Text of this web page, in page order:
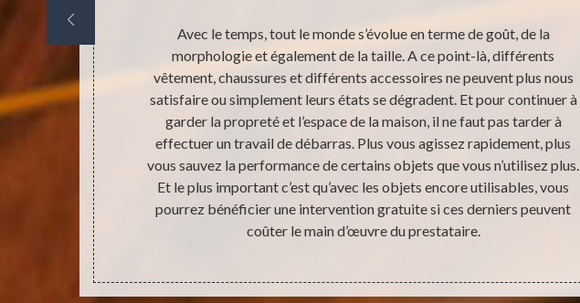
avant de
toujours
qu’après
Avec le temps, tout le monde s’évolue en terme de goût, de la
morphologie et également de la taille. A ce point-là, différents
vêtement, chaussures et différents accessoires ne peuvent plus nous
satisfaire ou simplement leurs états se dégradent. Et pour continuer à
garder la propreté et l’espace de la maison, il ne faut pas tarder à
effectuer un travail de débarras. Plus vous agissez rapidement, plus
vous sauvez la performance de certains objets que vous n’utilisez plus.
Et le plus important c’est qu’avec les objets encore utilisables, vous
pourrez bénéficier une intervention gratuite si ces derniers peuvent
coûter le main d’œuvre du prestataire.